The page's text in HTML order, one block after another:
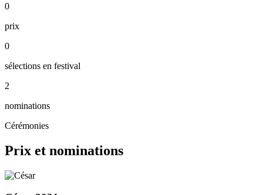
0
prix
0
sélections en festival
2
nominations
Cérémonies
Prix et nominations